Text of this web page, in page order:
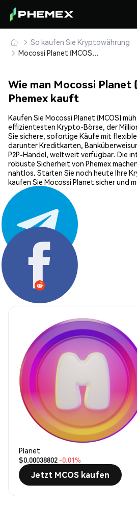
So kaufen Sie Kryptowährung
Mocossi Planet (MCOS) sicher kaufen und speichern
Wie man Mocossi Planet
Phemex kauft
Kaufen Sie Mocossi Planet (MCOS)
effizientesten Krypto-Börse, der
Sie sichere, sofortige Käufe mit
darunter Kreditkarten,
P2P-Handel, weltweit verfügbar. Die
robuste Sicherheit von Phemex
nahtlos. Starten Sie noch heute Ihre
kaufen Sie Mocossi Planet sicher und
Teilen:
Planet
$0.00038802 -0.01%
Jetzt MCOS kaufen